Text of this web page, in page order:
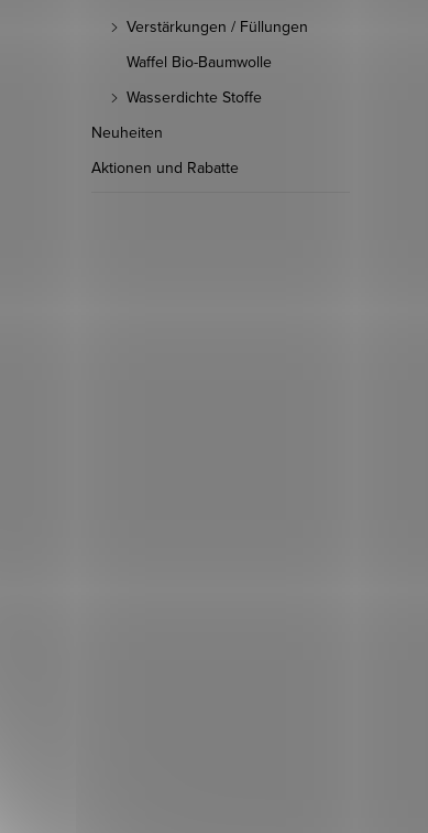
Verstärkungen / Füllungen
Waffel Bio-Baumwolle
Wasserdichte Stoffe
Neuheiten
Aktionen und Rabatte